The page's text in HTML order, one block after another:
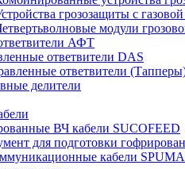
грозозащиты с
модули
АФТ
ответвители DAS
ответвители
делители
ВЧ кабели SUCOFEED
для подготовки
кабели SPUMA